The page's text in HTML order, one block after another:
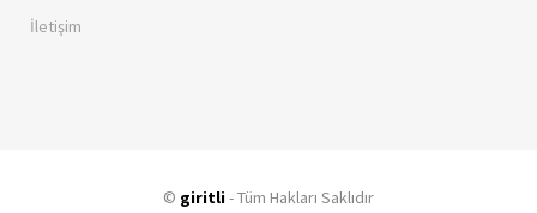
İletişim
© giritli- Tüm Hakları Saklıdır